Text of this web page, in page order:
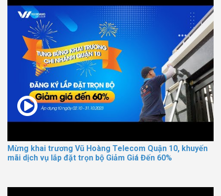
Mừng khai trương Vũ Hoàng Telecom Quận 10, khuyến
mãi dịch vụ lắp đặt trọn bộ Giảm Giá Đến 60%